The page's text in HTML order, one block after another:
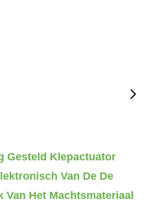
Gesteld Klepactuator
Van De De
Het Machtsmateriaal